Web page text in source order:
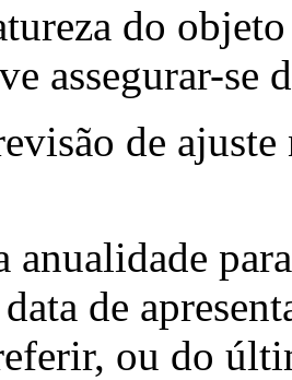
do
assegurar-se
de
anualidade
de
ou do